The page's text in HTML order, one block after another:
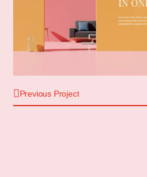
Previous Project